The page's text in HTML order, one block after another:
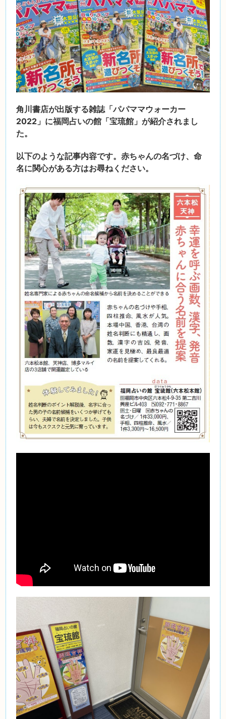
角川書店が出版する雑誌「パパママウォーカー
2022」に福岡占いの館「宝琉館」が紹介されまし
た。
以下のような記事内容です。赤ちゃんの名づけ、命
名に関心がある方はお尋ねください。